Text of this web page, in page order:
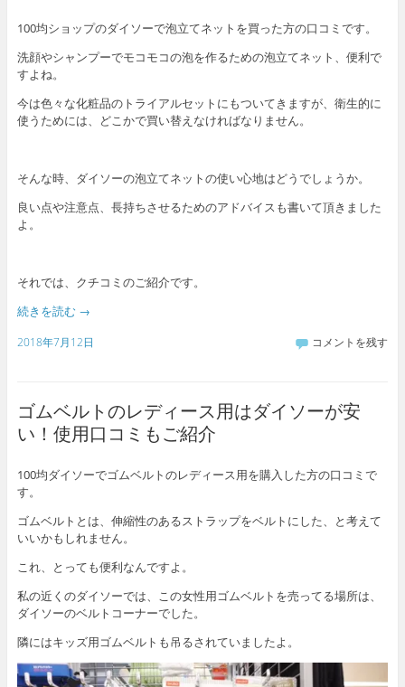
100均ショップのダイソーで泡立てネットを買った方の口コミです。
洗顔やシャンプーでモコモコの泡を作るための泡立てネット、便利で
すよね。
今は色々な化粧品のトライアルセットにもついてきますが、衛生的に
使うためには、どこかで買い替えなければなりません。
そんな時、ダイソーの泡立てネットの使い心地はどうでしょうか。
良い点や注意点、長持ちさせるためのアドバイスも書いて頂きました
よ。
それでは、クチコミのご紹介です。
続きを読む →
2018年7月12日 コメントを残す
ゴムベルトのレディース用はダイソーが安
い！使用口コミもご紹介
100均ダイソーでゴムベルトのレディース用を購入した方の口コミで
す。
ゴムベルトとは、伸縮性のあるストラップをベルトにした、と考えて
いいかもしれません。
これ、とっても便利なんですよ。
私の近くのダイソーでは、この女性用ゴムベルトを売ってる場所は、
ダイソーのベルトコーナーでした。
隣にはキッズ用ゴムベルトも吊るされていましたよ。